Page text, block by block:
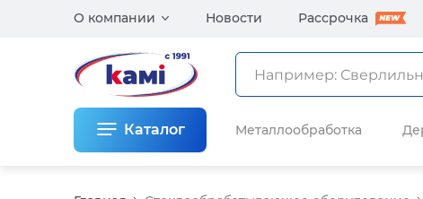
О компании Новости Рассрочка
Каталог Металлообработка